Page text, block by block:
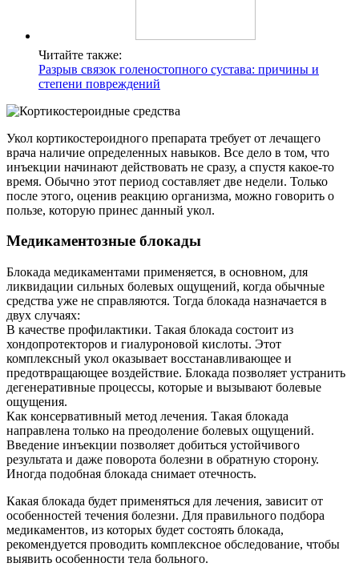
Читайте также:
Разрыв связок голеностопного сустава: причины и
степени повреждений
Укол кортикостероидного препарата требует от лечащего
врача наличие определенных навыков. Все дело в том, что
инъекции начинают действовать не сразу, а спустя какое-то
время. Обычно этот период составляет две недели. Только
после этого, оценив реакцию организма, можно говорить о
пользе, которую принес данный укол.
Медикаментозные блокады
Блокада медикаментами применяется, в основном, для
ликвидации сильных болевых ощущений, когда обычные
средства уже не справляются. Тогда блокада назначается в
двух случаях:
В качестве профилактики. Такая блокада состоит из
хондопротекторов и гиалуроновой кислоты. Этот
комплексный укол оказывает восстанавливающее и
предотвращающее воздействие. Блокада позволяет устранить
дегенеративные процессы, которые и вызывают болевые
ощущения.
Как консервативный метод лечения. Такая блокада
направлена только на преодоление болевых ощущений.
Введение инъекции позволяет добиться устойчивого
результата и даже поворота болезни в обратную сторону.
Иногда подобная блокада снимает отечность.
Какая блокада будет применяться для лечения, зависит от
особенностей течения болезни. Для правильного подбора
медикаментов, из которых будет состоять блокада,
рекомендуется проводить комплексное обследование, чтобы
выявить особенности тела больного.